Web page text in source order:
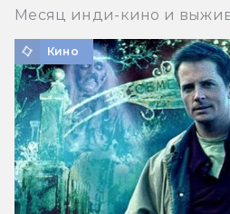
Месяц инди-кино и
Кино